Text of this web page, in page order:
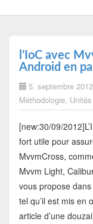
l’IoC avec
Android en
5. septembre 2012
Méthodologie,
[new:30/09/
fort utile pour
MvvmCross,
Mvvm Light,
vous propose
tel qu’il est mis en
article d’une